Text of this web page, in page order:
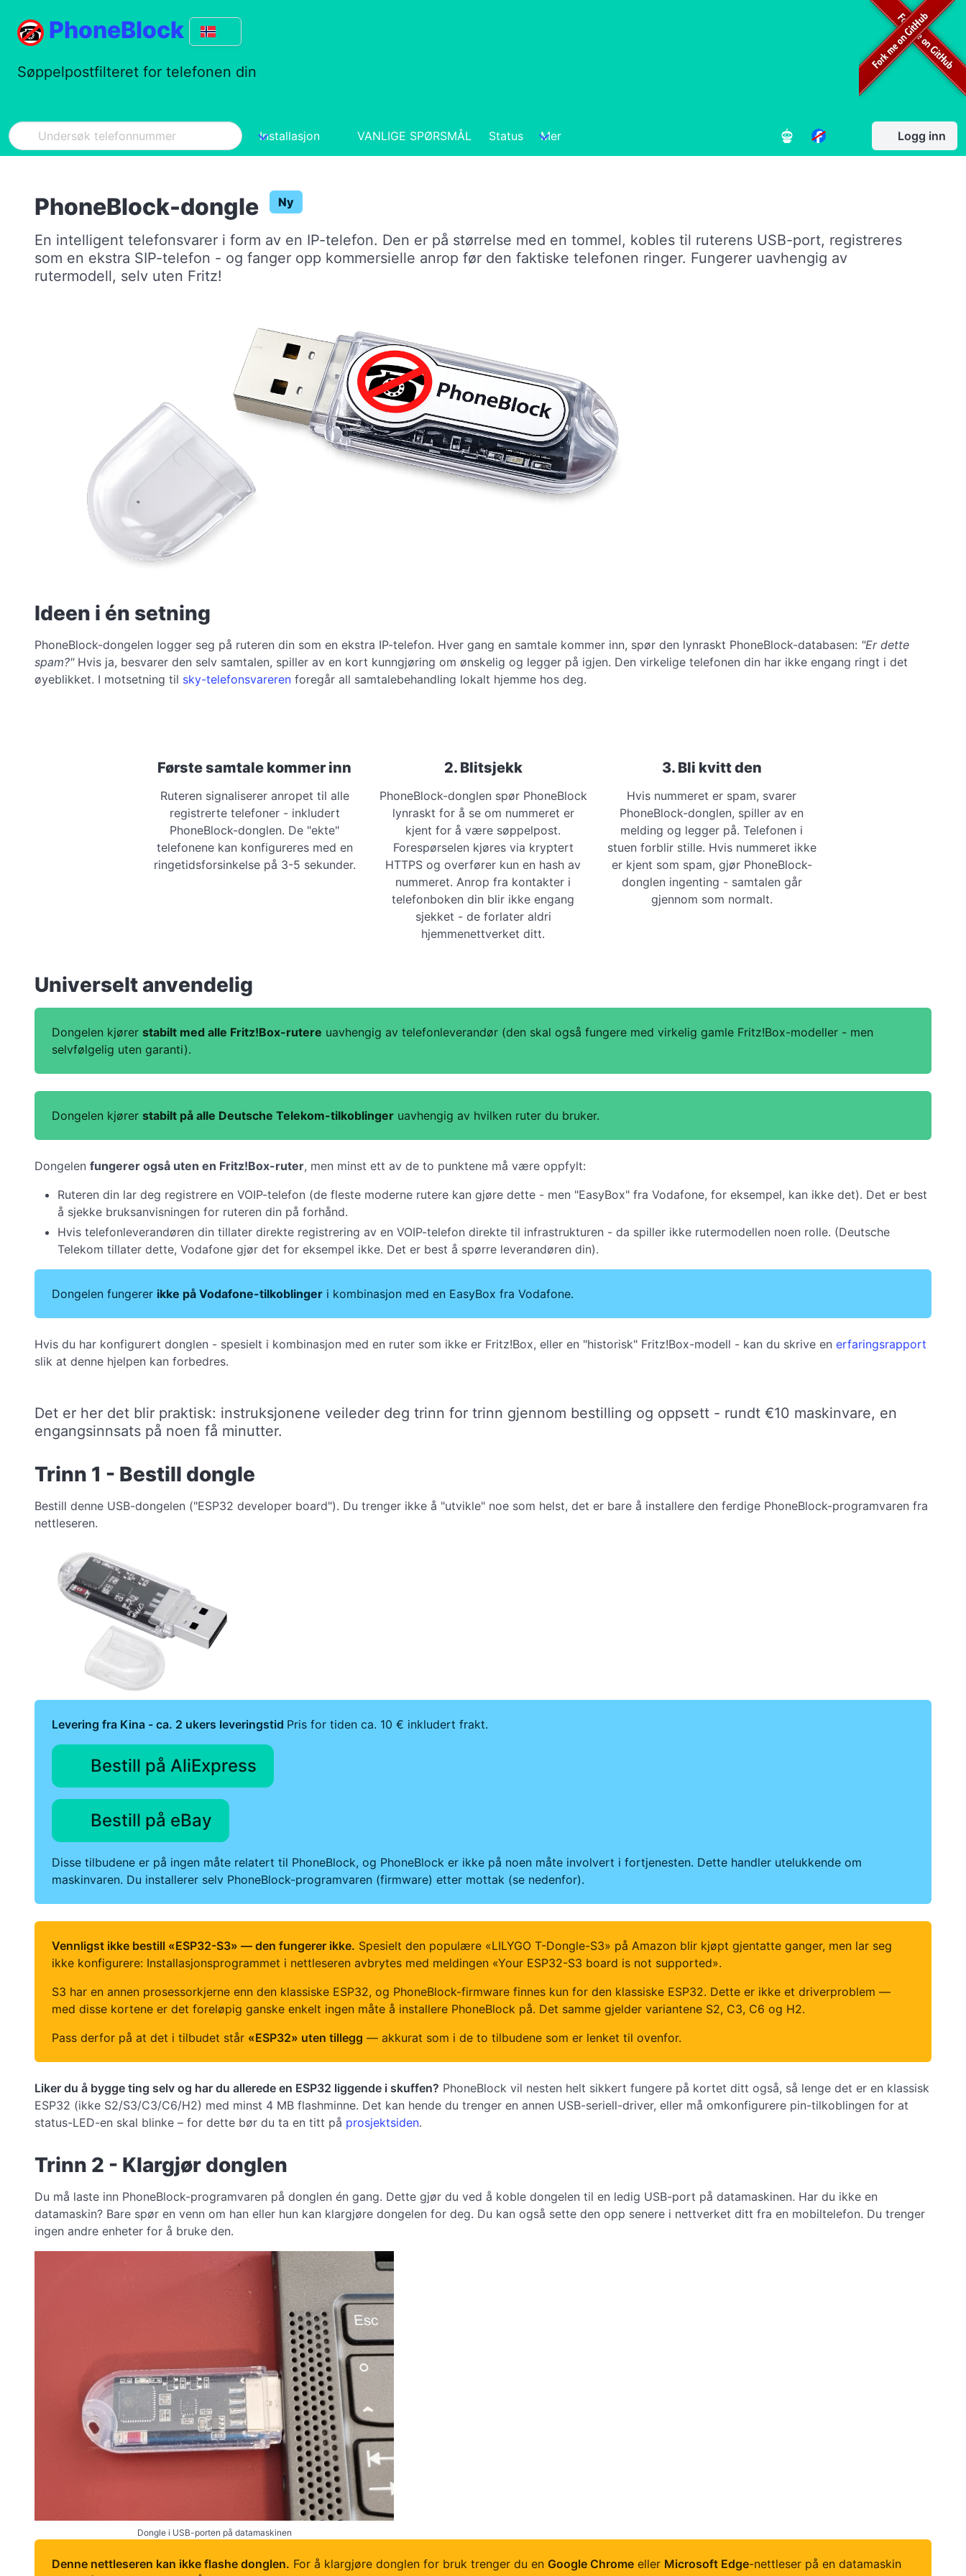
PhoneBlock
Søppelpostfilteret for telefonen din
Installasjon VANLIGE SPØRSMÅL Status Mer Logg inn
PhoneBlock-dongle Ny
En intelligent telefonsvarer i form av en IP-telefon. Den er på størrelse med en tommel, kobles til ruterens USB-port, registreres
som en ekstra SIP-telefon - og fanger opp kommersielle anrop før den faktiske telefonen ringer. Fungerer uavhengig av
rutermodell, selv uten Fritz!
Ideen i én setning
PhoneBlock-dongelen logger seg på ruteren din som en ekstra IP-telefon. Hver gang en samtale kommer inn, spør den lynraskt PhoneBlock-databasen: "Er dette
spam?"Hvis ja, besvarer den selv samtalen, spiller av en kort kunngjøring om ønskelig og legger på igjen. Den virkelige telefonen din har ikke engang ringt i det
øyeblikket. I motsetning til sky-telefonsvareren foregår all samtalebehandling lokalt hjemme hos deg.
Første samtale kommer inn
Ruteren signaliserer anropet til alle
registrerte telefoner - inkludert
PhoneBlock-donglen. De "ekte"
telefonene kan konfigureres med en
ringetidsforsinkelse på 3-5 sekunder.
2. Blitsjekk
PhoneBlock-donglen spør PhoneBlock
lynraskt for å se om nummeret er
kjent for å være søppelpost.
Forespørselen kjøres via kryptert
HTTPS og overfører kun en hash av
nummeret. Anrop fra kontakter i
telefonboken din blir ikke engang
sjekket - de forlater aldri
hjemmenettverket ditt.
3. Bli kvitt den
Hvis nummeret er spam, svarer
PhoneBlock-donglen, spiller av en
melding og legger på. Telefonen i
stuen forblir stille. Hvis nummeret ikke
er kjent som spam, gjør PhoneBlock-
donglen ingenting - samtalen går
gjennom som normalt.
Universelt anvendelig
Dongelen kjører stabilt med alle Fritz!Box-rutere uavhengig av telefonleverandør (den skal også fungere med virkelig gamle Fritz!Box-modeller - men
selvfølgelig uten garanti).
Dongelen kjører stabilt på alle Deutsche Telekom-tilkoblinger uavhengig av hvilken ruter du bruker.
Dongelen fungerer også uten en Fritz!Box-ruter, men minst ett av de to punktene må være oppfylt:
Ruteren din lar deg registrere en VOIP-telefon (de fleste moderne rutere kan gjøre dette - men "EasyBox" fra Vodafone, for eksempel, kan ikke det). Det er best
å sjekke bruksanvisningen for ruteren din på forhånd.
Hvis telefonleverandøren din tillater direkte registrering av en VOIP-telefon direkte til infrastrukturen - da spiller ikke rutermodellen noen rolle. (Deutsche
Telekom tillater dette, Vodafone gjør det for eksempel ikke. Det er best å spørre leverandøren din).
Dongelen fungerer ikke på Vodafone-tilkoblinger i kombinasjon med en EasyBox fra Vodafone.
Hvis du har konfigurert donglen - spesielt i kombinasjon med en ruter som ikke er Fritz!Box, eller en "historisk" Fritz!Box-modell - kan du skrive en erfaringsrapport
slik at denne hjelpen kan forbedres.
Det er her det blir praktisk: instruksjonene veileder deg trinn for trinn gjennom bestilling og oppsett - rundt €10 maskinvare, en
engangsinnsats på noen få minutter.
Trinn 1 - Bestill dongle
Bestill denne USB-dongelen ("ESP32 developer board"). Du trenger ikke å "utvikle" noe som helst, det er bare å installere den ferdige PhoneBlock-programvaren fra
nettleseren.
Levering fra Kina - ca. 2 ukers leveringstid Pris for tiden ca. 10 € inkludert frakt.
Bestill på AliExpress
Bestill på eBay
Disse tilbudene er på ingen måte relatert til PhoneBlock, og PhoneBlock er ikke på noen måte involvert i fortjenesten. Dette handler utelukkende om
maskinvaren. Du installerer selv PhoneBlock-programvaren (firmware) etter mottak (se nedenfor).
Vennligst ikke bestill «ESP32-S3» — den fungerer ikke. Spesielt den populære «LILYGO T-Dongle-S3» på Amazon blir kjøpt gjentatte ganger, men lar seg
ikke konfigurere: Installasjonsprogrammet i nettleseren avbrytes med meldingen «Your ESP32-S3 board is not supported».
S3 har en annen prosessorkjerne enn den klassiske ESP32, og PhoneBlock-firmware finnes kun for den klassiske ESP32. Dette er ikke et driverproblem —
med disse kortene er det foreløpig ganske enkelt ingen måte å installere PhoneBlock på. Det samme gjelder variantene S2, C3, C6 og H2.
Pass derfor på at det i tilbudet står «ESP32» uten tillegg — akkurat som i de to tilbudene som er lenket til ovenfor.
Liker du å bygge ting selv og har du allerede en ESP32 liggende i skuffen? PhoneBlock vil nesten helt sikkert fungere på kortet ditt også, så lenge det er en klassisk
ESP32 (ikke S2/S3/C3/C6/H2) med minst 4 MB flashminne. Det kan hende du trenger en annen USB-seriell-driver, eller må omkonfigurere pin-tilkoblingen for at
status-LED-en skal blinke – for dette bør du ta en titt på prosjektsiden.
Trinn 2 - Klargjør donglen
Du må laste inn PhoneBlock-programvaren på donglen én gang. Dette gjør du ved å koble dongelen til en ledig USB-port på datamaskinen. Har du ikke en
datamaskin? Bare spør en venn om han eller hun kan klargjøre dongelen for deg. Du kan også sette den opp senere i nettverket ditt fra en mobiltelefon. Du trenger
ingen andre enheter for å bruke den.
Dongle i USB-porten på datamaskinen
Denne nettleseren kan ikke flashe donglen. For å klargjøre donglen for bruk trenger du en Google Chrome eller Microsoft Edge-nettleser på en datamaskin